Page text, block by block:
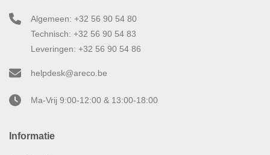
Informatie
Algemeen: +32 56 90 54 80
Technisch: +32 56 90 54 83
Leveringen: +32 56 90 54 86
helpdesk@areco.be
Ma-Vrij 9:00-12:00 & 13:00-18:00